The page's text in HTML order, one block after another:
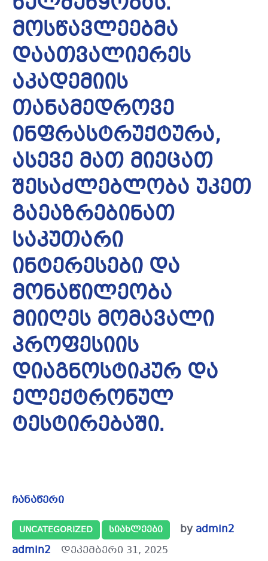
მოსწავლეებმა
დაათვალიერეს
აკადემიის
თანამედროვე
ინფრასტრუქტურა,
ასევე მათ მიეცათ
შესაძლებლობა უკეთ
გაეაზრებინათ
საკუთარი
ინტერესები და
მონაწილეობა
მიიღეს მომავალი
პროფესიის
დიაგნოსტიკურ და
ელექტრონულ
ტესტირებაში.
ჩანაწერი
UNCATEGORIZED ᲡᲘᲐᲮᲚᲔᲔᲑᲘ byadmin2
admin2
დეკემბერი 31, 2025